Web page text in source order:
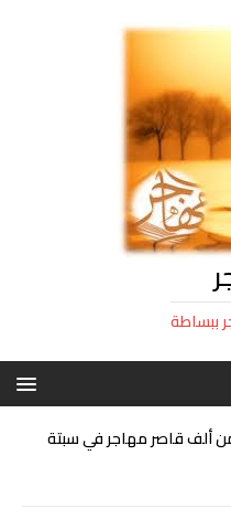
ببساطة
ألف قاصر مهاجر في سبتة